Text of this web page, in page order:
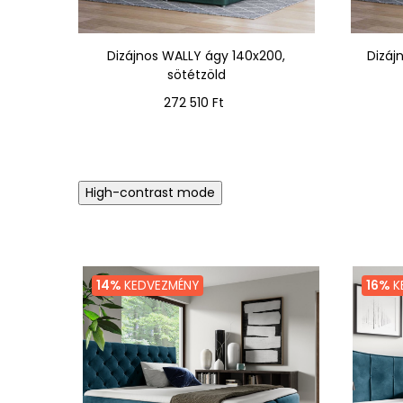
Dizájnos WALLY ágy 140x200,
sötétzöld
Ár
272 510 Ft
High-contrast mode
14% KEDVEZMÉNY 16%